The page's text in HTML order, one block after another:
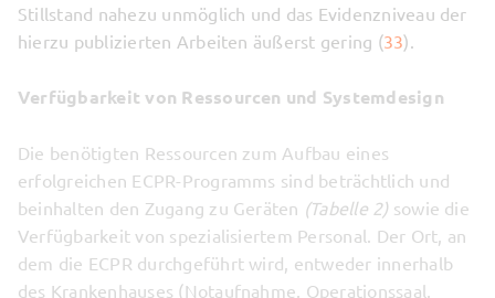
Stillstand nahezu unmöglich und das Evidenzniveau der
hierzu publizierten Arbeiten äußerst gering (33).
Verfügbarkeit von Ressourcen und Systemdesign
Die benötigten Ressourcen zum Aufbau eines
erfolgreichen ECPR-Programms sind beträchtlich und
beinhalten den Zugang zu Geräten (Tabelle 2) sowie die
Verfügbarkeit von spezialisiertem Personal. Der Ort, an
dem die ECPR durchgeführt wird, entweder innerhalb
des Krankenhauses (Notaufnahme, Operationssaal,